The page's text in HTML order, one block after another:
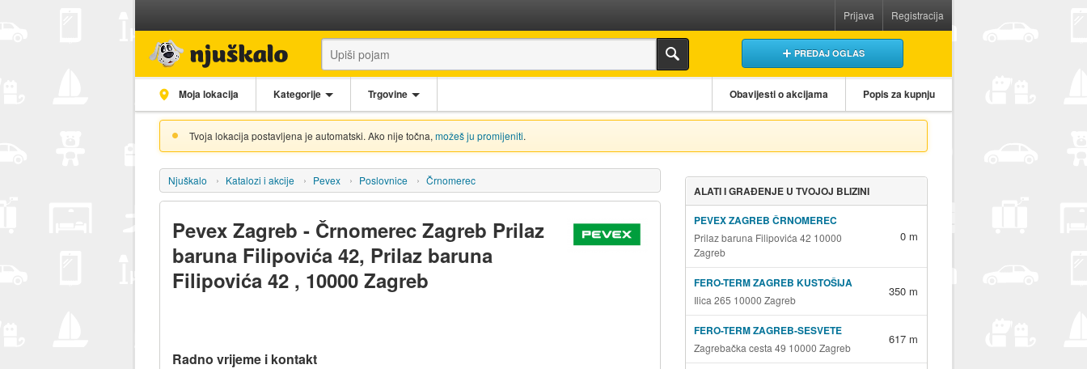
Prijava Registracija
PREDAJ OGLAS
Moja lokacija Kategorije Trgovine Obavijesti o akcijama Popis za kupnju
Tvoja lokacija postavljena je automatski. Ako nije točna, možeš ju promijeniti.
Njuškalo Katalozi i akcije Pevex Poslovnice Črnomerec
Pevex Zagreb - Črnomerec Zagreb Prilaz
baruna Filipovića 42, Prilaz baruna
Filipovića 42 , 10000 Zagreb
Radno vrijeme i kontakt
ALATI I GRAĐENJE U TVOJOJ BLIZINI
PEVEX ZAGREB ČRNOMEREC
Prilaz baruna Filipovića 42 10000
Zagreb
0 m
FERO-TERM ZAGREB KUSTOŠIJA
Ilica 265 10000 Zagreb
350 m
FERO-TERM ZAGREB-SESVETE
Zagrebačka cesta 49 10000 Zagreb
617 m